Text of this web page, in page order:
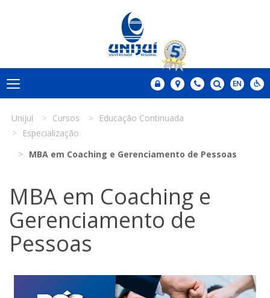
Unijuí Cursos
Educação Continuada
Especialização
MBA em Coaching e Gerenciamento de Pessoas
MBA em Coaching e
Gerenciamento de
Pessoas